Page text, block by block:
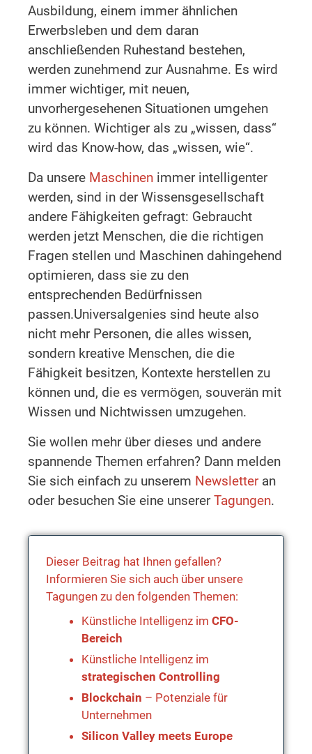
Ausbildung, einem immer ähnlichen
Erwerbsleben und dem daran
anschließenden Ruhestand bestehen,
werden zunehmend zur Ausnahme. Es wird
immer wichtiger, mit neuen,
unvorhergesehenen Situationen umgehen
zu können. Wichtiger als zu „wissen, dass“
wird das Know-how, das „wissen, wie“.
Da unsere Maschinen immer intelligenter
werden, sind in der Wissensgesellschaft
andere Fähigkeiten gefragt: Gebraucht
werden jetzt Menschen, die die richtigen
Fragen stellen und Maschinen dahingehend
optimieren, dass sie zu den
entsprechenden Bedürfnissen
passen.Universalgenies sind heute also
nicht mehr Personen, die alles wissen,
sondern kreative Menschen, die die
Fähigkeit besitzen, Kontexte herstellen zu
können und, die es vermögen, souverän mit
Wissen und Nichtwissen umzugehen.
Sie wollen mehr über dieses und andere
spannende Themen erfahren? Dann melden
Sie sich einfach zu unserem Newsletteran
oder besuchen Sie eine unsererTagungen.
Dieser Beitrag hat Ihnen gefallen?
Informieren Sie sich auch über unsere
Tagungen zu den folgenden Themen:
Künstliche Intelligenz im CFO-
Bereich
Künstliche Intelligenz im
strategischen Controlling
Blockchain – Potenziale für
Unternehmen
Silicon Valley meets Europe